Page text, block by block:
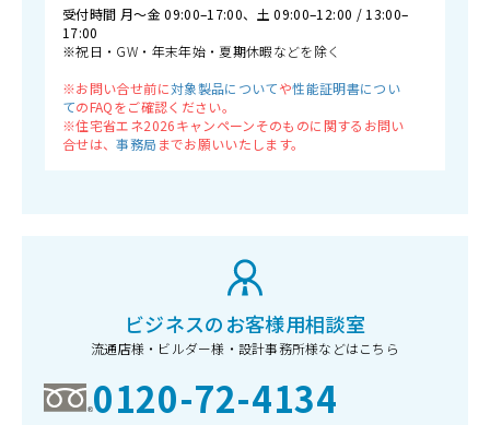
受付時間 月〜金 09:00–17:00、土 09:00–12:00 / 13:00–
17:00
※祝日・GW・年末年始・夏期休暇などを除く
※お問い合せ前に対象製品についてや性能証明書につい
てのFAQをご確認ください。
※住宅省エネ2026キャンペーンそのものに関するお問い
合せは、事務局 までお願いいたします。
ビジネスのお客様用相談室
流通店様・ビルダー様・設計事務所様などはこちら
0120-72-4134